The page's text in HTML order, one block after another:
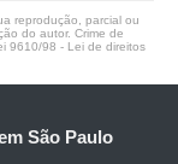
reprodução, parcial ou
do autor. Crime de
9610/98 - Lei de direitos
São Paulo